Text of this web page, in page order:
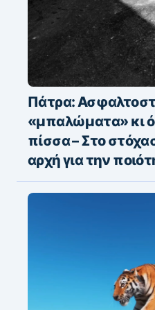
Πάτρα:
«μπαλώματα» κι
πίσσα – Στο
αρχή για την